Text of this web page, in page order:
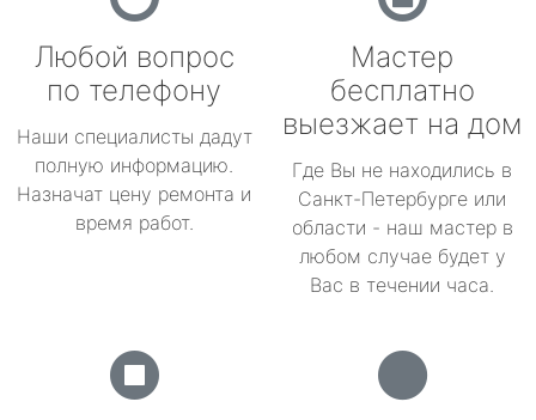
Любой вопрос
по телефону
Наши специалисты дадут
полную информацию.
Назначат цену ремонта и
время работ.
Мастер
бесплатно
выезжает на дом
Где Вы не находились в
Санкт-Петербурге или
области - наш мастер в
любом случае будет у
Вас в течении часа.